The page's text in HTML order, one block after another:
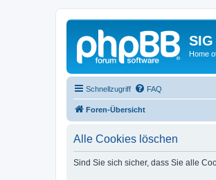
Home
Schnellzugriff FAQ
Foren-Übersicht
Alle Cookies löschen
Sind Sie sich sicher, dass Sie alle